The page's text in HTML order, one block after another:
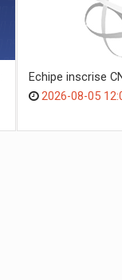
Echipe inscrise
2026-08-05